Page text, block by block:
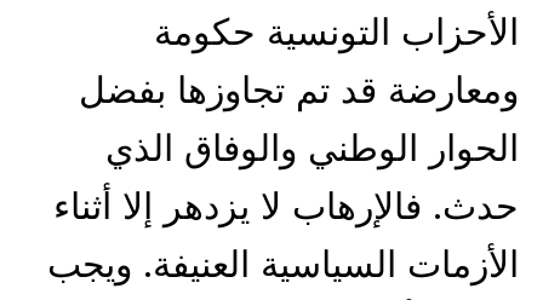
الأحزاب التونسية حكومة
ومعارضة قد تم تجاوزها بفضل
الحوار الوطني والوفاق الذي
حدث. فالإرهاب لا يزدهر إلا أثناء
الأزمات السياسية العنيفة. ويجب